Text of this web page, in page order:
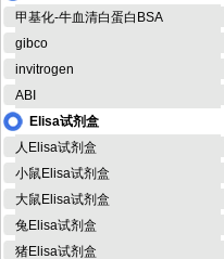
甲基化-牛血清白蛋白BSA
gibco
invitrogen
ABI
Elisa试剂盒
人Elisa试剂盒
小鼠Elisa试剂盒
大鼠Elisa试剂盒
兔Elisa试剂盒
猪Elisa试剂盒